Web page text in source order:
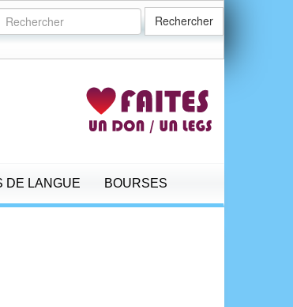
Rechercher
DE LANGUE BOURSES